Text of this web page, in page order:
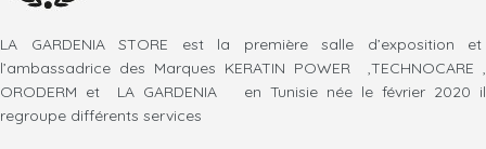
nettoyer votre peau de l'acné,
des points noirs, des peaux
entièrement absorbés, vous
aide à restaurer l'élasticité et
les rides fermes. La lame en
cheveux avec une action
adjuvante active dans la
régulation de la formation
excessive de sébum.
LA GARDENIA STORE est la première salle d’exposition et
l’ambassadrice des Marques KERATIN POWER ,TECHNOCARE ,
ORODERM et LA GARDENIA en Tunisie née le février 2020 il
regroupe différents services